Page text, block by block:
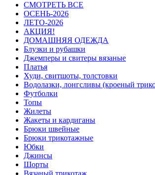
СМОТРЕТЬ ВСЕ
ОСЕНЬ-2026
ЛЕТО-2026
АКЦИЯ!
ДОМАШНЯЯ ОДЕЖДА
Блузки и рубашки
Джемперы и свитеры вязаные
Платья
Худи, свитшоты, толстовки
Водолазки, лонгсливы (кроеный
Футболки
Топы
Жилеты
Жакеты и кардиганы
Брюки швейные
Брюки трикотажные
Юбки
Джинсы
Шорты
Вязаный трикотаж